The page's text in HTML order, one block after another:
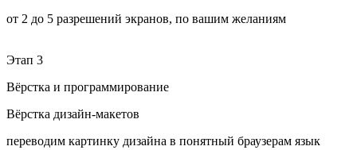
от 2 до 5 разрешений экранов, по вашим желаниям
Этап 3
Вёрстка и программирование
Вёрстка дизайн-макетов
переводим картинку дизайна в понятный браузерам язык